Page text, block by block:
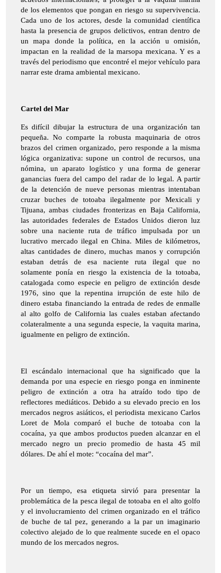
de los elementos que pongan en riesgo su supervivencia.
Cada uno de los actores, desde la comunidad científica
hasta la presencia de grupos delictivos, entran dentro de
un mapa donde la política, en la acción u omisión,
impactan en la realidad de la marsopa mexicana. Y es a
través del periodismo que encontré el mejor vehículo para
narrar este drama ambiental mexicano.
Cartel del Mar
Es difícil dibujar la estructura de una organización tan
pequeña. No comparte la robusta maquinaria de otros
brazos del crimen organizado, pero responde a la misma
lógica organizativa: supone un control de recursos, una
nómina, un aparato logístico y una forma de generar
ganancias fuera del campo del radar de lo legal. A partir
de la detención de nueve personas mientras intentaban
cruzar buches de totoaba ilegalmente por Mexicali y
Tijuana, ambas ciudades fronterizas en Baja California,
las autoridades federales de Estados Unidos dieron luz
sobre una naciente ruta de tráfico impulsada por un
lucrativo mercado ilegal en China. Miles de kilómetros,
altas cantidades de dinero, muchas manos y corrupción
estaban detrás de esa naciente ruta ilegal que no
solamente ponía en riesgo la existencia de la totoaba,
catalogada como especie en peligro de extinción desde
1976, sino que la repentina irrupción de este hilo de
dinero estaba financiando la entrada de redes de enmalle
al alto golfo de California las cuales estaban afectando
colateralmente a una segunda especie, la vaquita marina,
igualmente en peligro de extinción.
El escándalo internacional que ha significado que la
demanda por una especie en riesgo ponga en inminente
peligro de extinción a otra ha atraído todo tipo de
reflectores mediáticos. Debido a su elevado precio en los
mercados negros asiáticos, el periodista mexicano Carlos
Loret de Mola comparó el buche de totoaba con la
cocaína, ya que ambos productos pueden alcanzar en el
mercado negro un precio promedio de hasta 45 mil
dólares. De ahí el mote: “cocaína del mar”.
Por un tiempo, esa etiqueta sirvió para presentar la
problemática de la pesca ilegal de totoaba en el alto golfo
y el involucramiento del crimen organizado en el tráfico
de buche de tal pez, generando a la par un imaginario
colectivo alejado de lo que realmente sucede en el opaco
mundo de los mercados negros.